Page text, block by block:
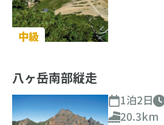
中級
八ヶ岳南部縦走
1泊2日
20.3km